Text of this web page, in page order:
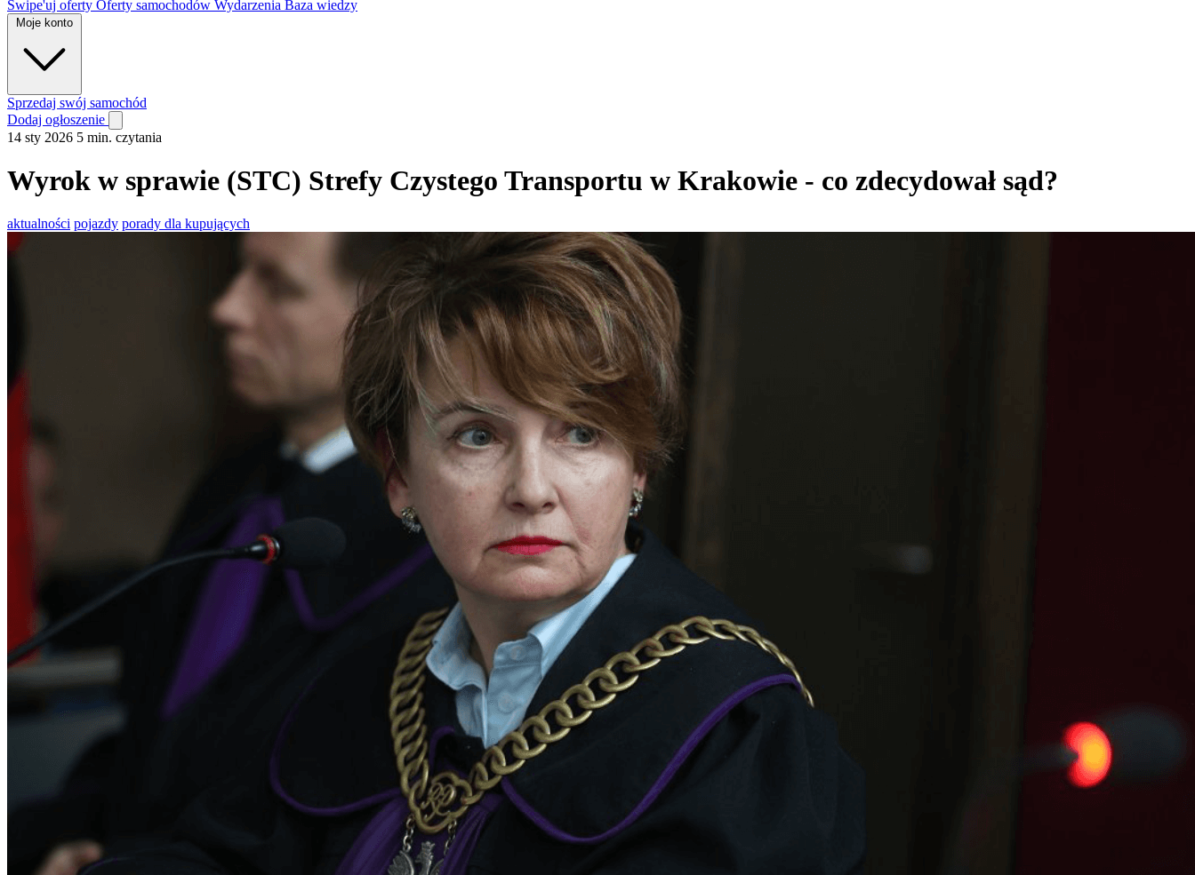
Swipe'uj oferty Oferty samochodów Wydarzenia Baza wiedzy
Moje konto
Sprzedaj swój samochód
Dodaj ogłoszenie
14 sty 2026 5 min. czytania
Wyrok w sprawie (STC) Strefy Czystego Transportu w Krakowie - co zdecydował sąd?
aktualności pojazdy porady dla kupujących